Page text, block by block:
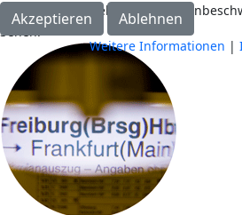
perfekte Seherlebnis sowie
Sehen.
Akzeptieren Ablehnen
Weitere Informationen |